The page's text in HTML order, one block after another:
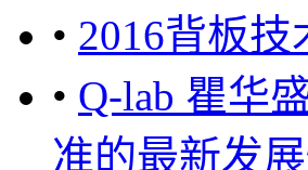
• 2016背板
• Q-lab 瞿华
准的最新发